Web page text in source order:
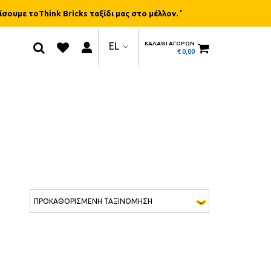
τοThink Bricks ταξίδι μας στο μέλλον."
EL ΚΑΛΑΘΙ ΑΓΟΡΩΝ
€0,00